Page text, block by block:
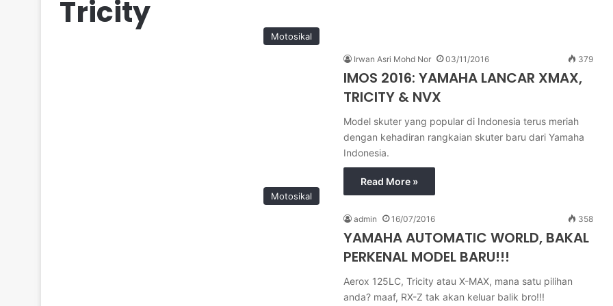
Tricity
Motosikal
Irwan Asri Mohd Nor 03/11/2016 379
IMOS 2016: YAMAHA LANCAR XMAX,
TRICITY & NVX
Model skuter yang popular di Indonesia terus meriah
dengan kehadiran rangkaian skuter baru dari Yamaha
Indonesia.
Read More »
Motosikal
admin 16/07/2016 358
YAMAHA AUTOMATIC WORLD, BAKAL
PERKENAL MODEL BARU!!!
Aerox 125LC, Tricity atau X-MAX, mana satu pilihan
anda? maaf, RX-Z tak akan keluar balik bro!!!